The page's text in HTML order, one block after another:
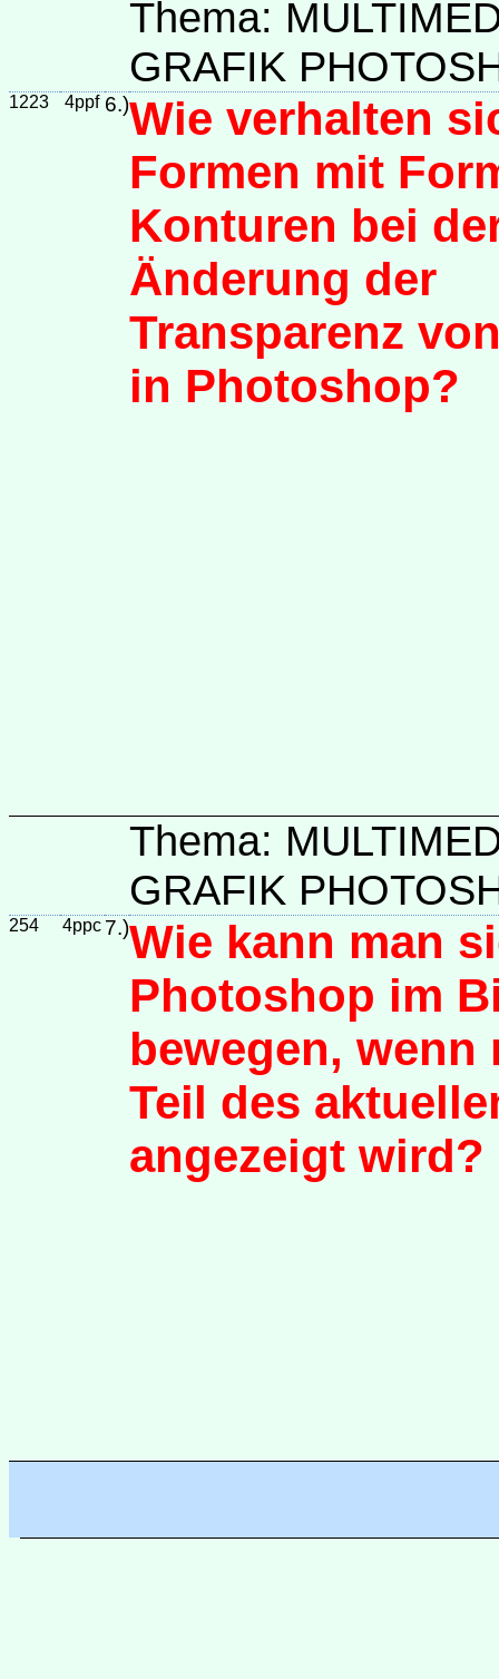
Thema:
GRAFIK
1223 4ppf 6.)Wie verhalten
Formen mit
Konturen bei
Änderung der
Transparenz
in Photoshop?
Thema:
GRAFIK
254 4ppc 7.)Wie kann man
Photoshop im
bewegen, wenn
Teil des
angezeigt wird?